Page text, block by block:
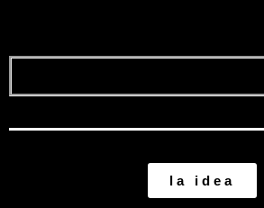
la idea